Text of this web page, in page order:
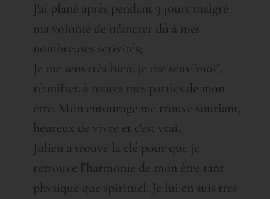
J'ai plané après pendant 3 jours malgré
ma volonté de m'ancrer dû à mes
nombreuses activités;
Je me sens très bien, je me sens "moi",
réunifier. à toutes mes parties de mon
être. Mon entourage me trouve souriant,
heureux de vivre et c'est vrai.
Julien a trouvé la clé pour que je
retrouve l'harmonie de mon être tant
physique que spirituel. Je lui en suis très